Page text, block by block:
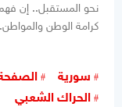
نحو المستقبل.. إن
كرامة الوطن
سورية
الحراك الشعبي